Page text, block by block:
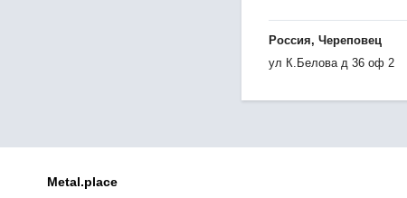
Россия, Череповец
ул К.Белова д 36 оф 2
Metal.place